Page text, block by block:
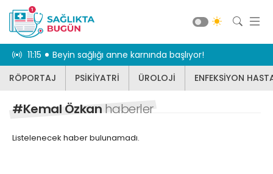
11:15 Beyin sağlığı anne karnında başlıyor!
RÖPORTAJ
PSİKİYATRİ ÜROLOJİ ENFEKSİYON
#Kemal Özkan haberler
Listelenecek haber bulunamadı.
RÖPORTAJ
ENFEKSİYON HASTALIKLARI